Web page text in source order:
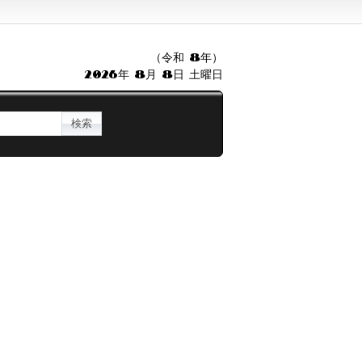
（令和 8年）
2026年 8月 8日 土曜日